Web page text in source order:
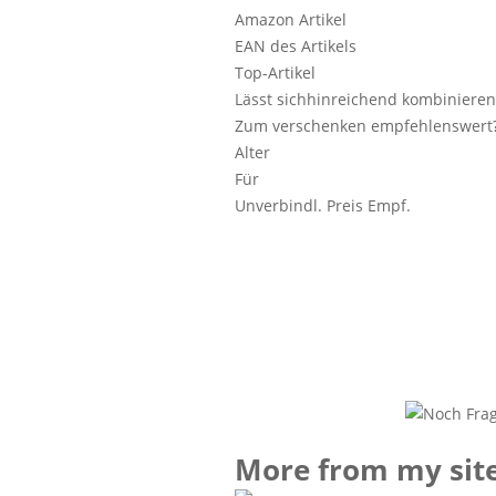
Amazon Artikel
EAN des Artikels
Top-Artikel
Lässt sichhinreichend
Zum verschenken
Alter
Für
Unverbindl. Preis Empf.
More from my